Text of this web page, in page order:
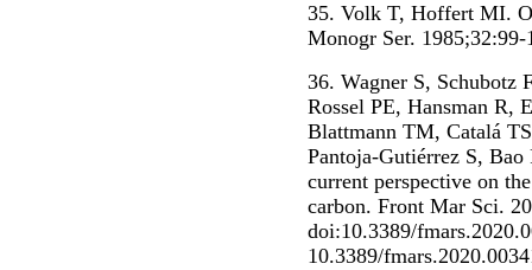
35. Volk T, Hoffert MI.
Monogr Ser.
36. Wagner S, Schubotz
Rossel PE, Hansman R,
Blattmann TM, Catalá
Pantoja-Gutiérrez S,
current perspective on
carbon. Front Mar Sci.
doi:10.3389/
10.3389/